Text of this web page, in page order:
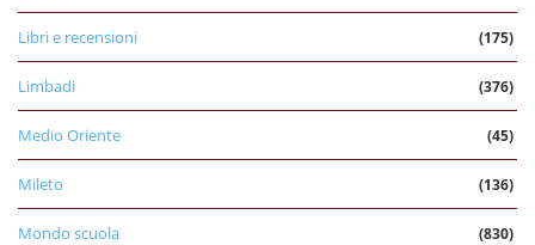
Libri e recensioni (175)
Limbadi (376)
Medio Oriente (45)
Mileto (136)
Mondo scuola (830)